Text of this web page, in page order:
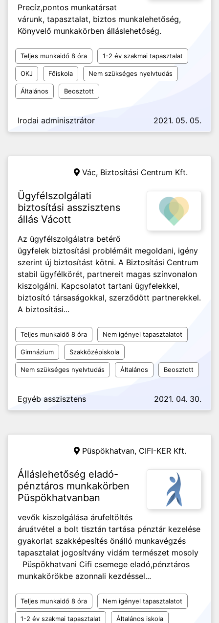
Precíz,pontos munkatársat
várunk, tapasztalat, biztos munkalehetőség,
Könyvelő munkakörben álláslehetőség.
Teljes munkaidő 8 óra 1-2 év szakmai tapasztalat
OKJ Főiskola Nem szükséges nyelvtudás
Általános Beosztott
Irodai adminisztrátor 2021. 05. 05.
Vác, Biztosítási Centrum Kft.
Ügyfélszolgálati
biztosítási asszisztens
állás Vácott
Az ügyfélszolgálatra betérő
ügyfelek biztosítási problémáit megoldani, igény
szerint új biztosítást kötni. A Biztosítási Centrum
stabil ügyfélkörét, partnereit magas színvonalon
kiszolgálni. Kapcsolatot tartani ügyfelekkel,
biztosító társaságokkal, szerződött partnerekkel.
A biztosítási...
Teljes munkaidő 8 óra Nem igényel tapasztalatot
Gimnázium Szakközépiskola
Nem szükséges nyelvtudás Általános Beosztott
Egyéb asszisztens 2021. 04. 30.
Püspökhatvan, CIFI-KER Kft.
Álláslehetőség eladó-
pénztáros munkakörben
Püspökhatvanban
vevők kiszolgálása árufeltöltés
áruátvétel a bolt tisztán tartása pénztár kezelése
gyakorlat szakképesítés önálló munkavégzés
tapasztalat jogosítvány vidám természet mosoly
Püspökhatvani Cifi csemege eladó,pénztáros
munkakörökbe azonnali kezdéssel...
Teljes munkaidő 8 óra Nem igényel tapasztalatot
1-2 év szakmai tapasztalat Általános iskola